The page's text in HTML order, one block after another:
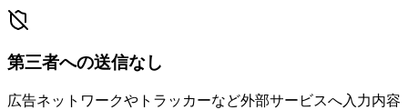
第三者への送信なし
広告ネットワークやトラッカーなど外部サービスへ入力内容